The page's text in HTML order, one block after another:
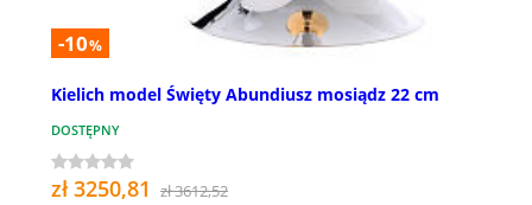
-10%
Kielich model Święty Abundiusz mosiądz 22 cm
DOSTĘPNY
zł 3250,81 zł 3612,52